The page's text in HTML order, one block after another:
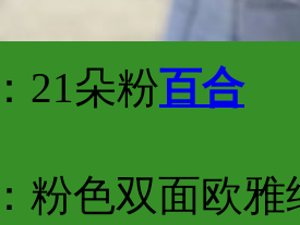
21朵粉百合
粉色双面欧